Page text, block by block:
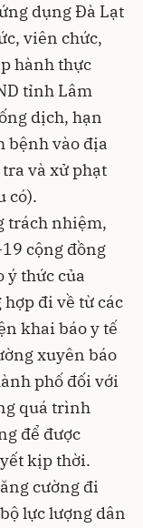
dụng Đà Lạt
viên chức,
hành thực
tỉnh Lâm
dịch, hạn
bệnh vào địa
và xử phạt
có).
trách nhiệm,
cộng đồng
ý thức của
đi về từ các
khai báo y tế
xuyên báo
phố đối với
quá trình
để được
kịp thời.
cường đi
lực lượng dân